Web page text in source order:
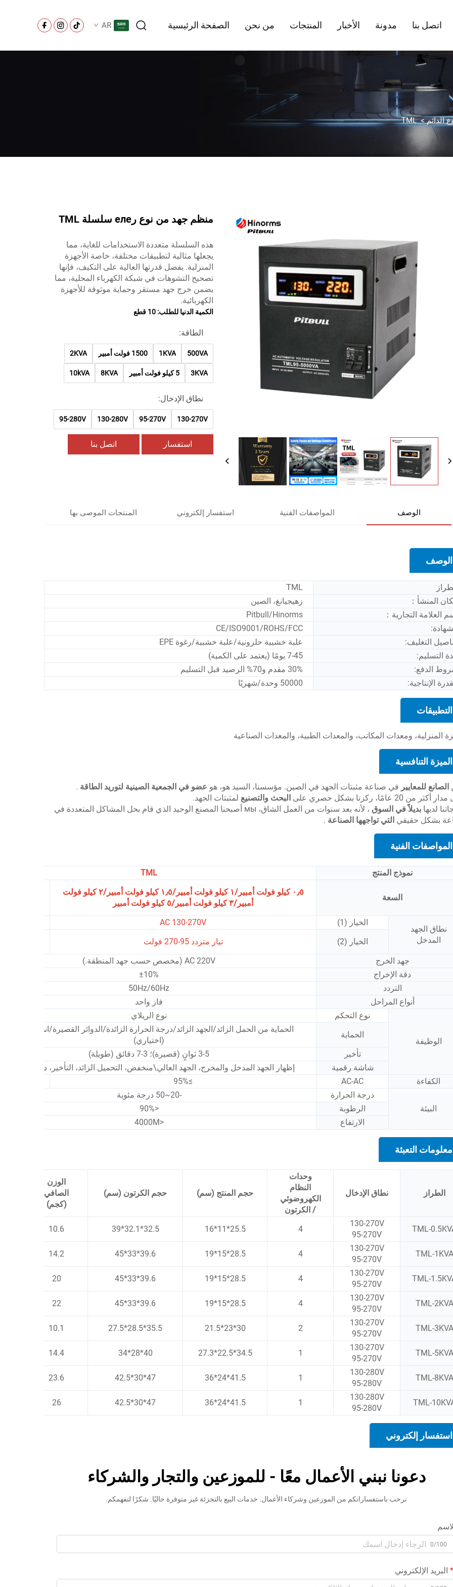
الصفحة الرئيسية من نحن المنتجات الأخبار مدونة اتصل بنا AR
الدائم>
TML
منظم جهد من نوع رеле سلسلة TML
هذه السلسلة متعددة الاستخدامات للغاية، مما
يجعلها مثالية لتطبيقات مختلفة، خاصة الأجهزة
المنزلية. بفضل قدرتها العالية على التكيف، فإنها
تصحيح التشوهات في شبكة الكهرباء المحلية، مما
يضمن خرج جهد مستقر وحماية موثوقة للأجهزة
الكهربائية.
الكمية الدنيا للطلب: 10 قطع
الطاقة:
500VA
1KVA 1500 فولت أمبير 2KVA
3KVA 5 كيلو فولت أمبير 8KVA
10kVA
نطاق الإدخال:
130-270V
95-270V
130-280V
95-280V
استفسار اتصل بنا
الوصف المواصفات الفنية استفسار إلكتروني المنتجات الموصى بها
الوصف
TML
المنشأ：
زهيجيانغ، الصين
العلامة التجارية：
Pitbull/Hinorms
CE/ISO9001/ROHS/FCC
التغليف:
علبة خشبية حلزونية/علبة خشبية/رغوة EPE
التسليم:
7-45 يومًا (يعتمد على الكمية)
الدفع:
30% مقدم و70% الرصيد قبل التسليم
الإنتاجية:
50000 وحدة/شهريًا
التطبيقات
المنزلية، ومعدات المكاتب، والمعدات الطبية، والمعدات الصناعية
الميزة التنافسية
الصانع للمعايير في صناعة مثبتات الجهد في الصين. مؤسسنا، السيد هو، هو عضو في الجمعية الصينية لتوريد الطاقة .
من 20 عامًا، ركزنا بشكل حصري على
البحث والتصنيع لمثبتات الجهد.
لديها بديلاً في السوق
، لأنه بعد سنوات من العمل الشاق، мы أصبحنا المصنع الوحيد الذي قام بحل المشاكل المتعددة في
بشكل حقيقي التي تواجهها الصناعة .
المواصفات الفنية
نموذج المنتج TML
السعة
٠٫٥ كيلو فولت أمبير/١ كيلو فولت أمبير/١٫٥ كيلو فولت أمبير/٢ كيلو فولت
أمبير/٣ كيلو فولت أمبير/٥ كيلو فولت أمبير
نطاق الجهد
المدخل
الخيار (1) AC 130-270V
الخيار (2)
تيار متردد 95-270 فولت
جهد الخرج
AC 220V (مخصص حسب جهد المنطقة.)
دقة الإخراج
±10%
التردد
50Hz/60Hz
أنواع المراحل
فاز واحد
الوظيفة
نوع التحكم
نوع الريلاي
الحماية
الحماية من الحمل الزائد/الجهد الزائد/درجة الحرارة الزائدة/الدوائر القصيرة/انخفاض الجهد
(اختياري)
تأخير
3-5 ثوانٍ (قصيرة)؛ 3-7 دقائق (طويلة)
شاشة رقمية
إظهار الجهد المدخل والمخرج، الجهد العالي\منخفض، التحميل الزائد، التأخير، درجة الحرارة
الكفاءة
AC-AC
≥95%
البيئة
درجة الحرارة
-20~50 درجة مئوية
الرطوبة
<90%
الارتفاع
<4000M
معلومات التعبئة
الطراز نطاق الإدخال
وحدات
النظام
الكهروضوئي
/ الكرتون
حجم المنتج (سم) حجم الكرتون (سم)
الوزن
الصافي
(كجم)
TML-
130-270V
95-270V
4
25.5*11*16
32.5*32.1*39
10.6
TML-1KVA
130-270V
95-270V
4
28.5*15*19
39.6*33*45
14.2
TML-
130-270V
95-270V
4
28.5*15*19
39.6*33*45
20
TML-2KVA
130-270V
95-270V
4
28.5*15*19
39.6*33*45
22
TML-3KVA
130-270V
95-270V
2
30*23*21.5
35.5*28.5*27.5
10.1
TML-5KVA
130-270V
95-270V
1
34.5*22.5*27.3
40*28*34
14.4
TML-8KVA
130-280V
95-280V
1
41.5*24*36
47*30*42.5
23.6
TML-
130-280V
95-280V
1
41.5*24*36
47*30*42.5
26
استفسار إلكتروني
دعونا نبني الأعمال معًا - للموزعين والتجار والشركاء
نرحب باستفساراتكم من الموزعين وشركاء الأعمال. خدمات البيع بالتجزئة غير متوفرة حاليًا. شكرًا لتفهمكم.
0/100
البريد الإلكتروني